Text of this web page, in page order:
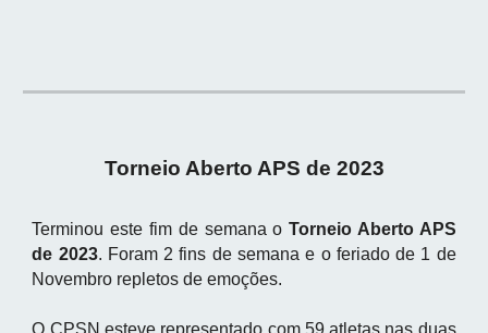
Torneio Aberto APS de 2023
Terminou este fim de semana oTorneio Aberto APS
de 2023. Foram 2 fins de semana e o feriado de 1 de
Novembro repletos de emoções.
O CPSN esteve representado com 59 atletas nas duas